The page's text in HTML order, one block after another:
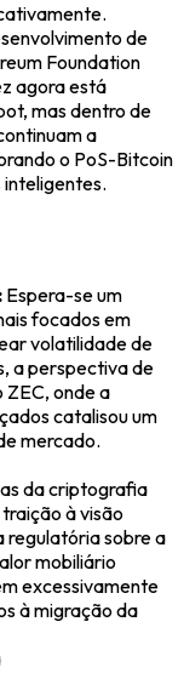
de
Foundation
agora está
mas dentro de
a
o PoS-Bitcoin
Espera-se um
focados em
volatilidade de
a perspectiva de
onde a
catalisou um
mercado.
da criptografia
à visão
regulatória sobre a
mobiliário
excessivamente
à migração da